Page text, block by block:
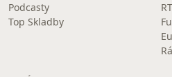
Podcasty
Top Skladby